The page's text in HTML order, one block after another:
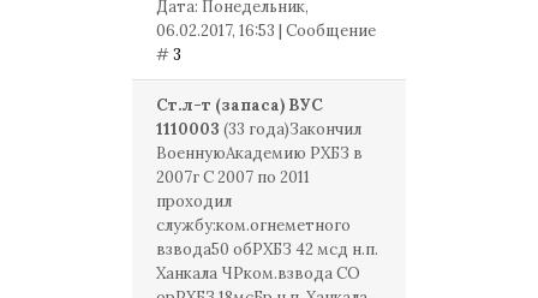
Дата: Понедельник,
06.02.2017, 16:53 | Сообщение
#3
Ст.л-т (запаса) ВУС
1110003 (33 года)Закончил
ВоеннуюАкадемию РХБЗ в
2007г С 2007 по 2011
проходил
службу:ком.огнеметного
взвода50 обРХБЗ 42 мсд н.п.
Ханкала ЧРком.взвода СО